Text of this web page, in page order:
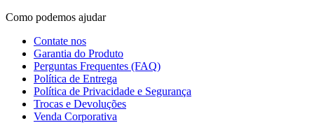
Como podemos ajudar
Contate nos
Garantia do Produto
Perguntas Frequentes (FAQ)
Política de Entrega
Política de Privacidade e Segurança
Trocas e Devoluções
Venda Corporativa